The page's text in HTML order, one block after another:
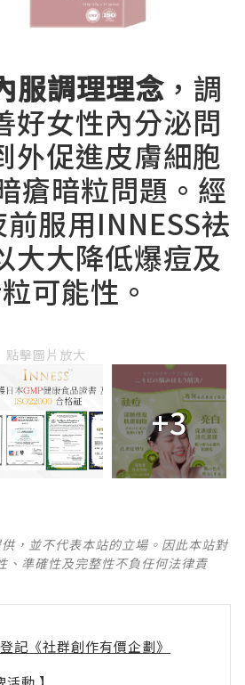
服調理理念 ，調
好女性內分泌問
外促進皮膚細胞
瘡暗粒問題。經
服用INNESS袪
大大降低爆痘及
可能性。
點擊圖片放大
+3
，並不代表本站的立場。因此本站對
、準確性及完整性不負任何法律責
登記《社群創作有價企劃》